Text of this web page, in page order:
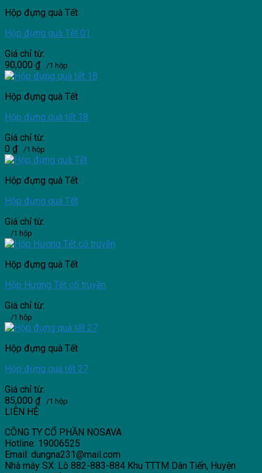
Hộp đựng quà Tết
Hộp đựng quà Tết 01
Giá chỉ từ:
90,000 ₫ /1 hộp
Hộp đựng quà Tết
Hộp đựng quà tết 18
Giá chỉ từ:
0 ₫ /1 hộp
Hộp đựng quà Tết
Hộp đựng quà Tết
Giá chỉ từ:
/1 hộp
Hộp đựng quà Tết
Hộp Hương Tết cổ truyền
Giá chỉ từ:
/1 hộp
Hộp đựng quà Tết
Hộp đựng quà tết 27
Giá chỉ từ:
85,000 ₫ /1 hộp
LIÊN HỆ
CÔNG TY CỔ PHẦN NOSAVA
Hotline: 19006525
Email: dungna231@mail.com
Nhà máy SX: Lô 882-883-884 Khu TTTM Dân Tiến, Huyện